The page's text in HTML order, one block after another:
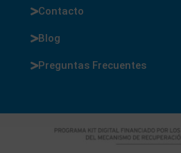
Contacto
Blog
Preguntas Frecuentes